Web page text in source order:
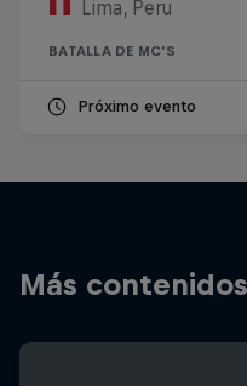
Lima, Peru
BATALLA DE MC'S
Próximo evento
Más